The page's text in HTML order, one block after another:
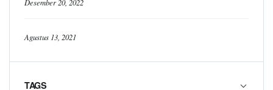
Agustus 13, 2021
TAGS